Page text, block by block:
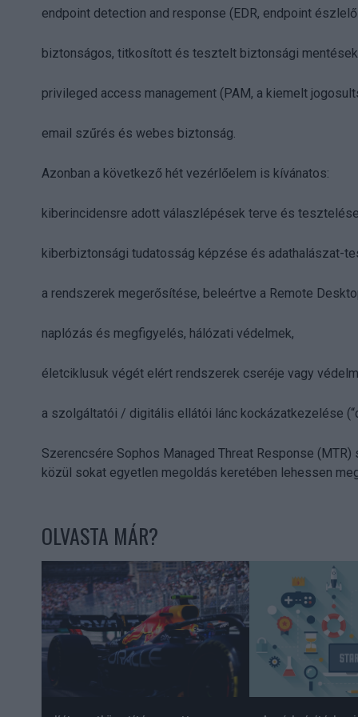
endpoint detection and response (EDR, endpoint
biztonságos, titkosított és tesztelt biztonsági
privileged access management (PAM, a kiemelt
email szűrés és webes biztonság.
Azonban a következő hét vezérlőelem is kívánatos:
kiberincidensre adott válaszlépések terve és
kiberbiztonsági tudatosság képzése és adathalászat-
a rendszerek megerősítése, beleértve a Remote
naplózás és megfigyelés, hálózati védelmek,
életciklusuk végét elért rendszerek cseréje vagy
a szolgáltatói / digitális ellátói lánc kockázatkezelése
Szerencsére Sophos Managed Threat Response
közül sokat egyetlen megoldás keretében lehessen
OLVASTA MÁR?